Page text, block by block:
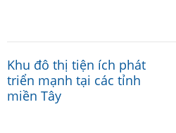
Khu đô thị tiện ích phát
triển mạnh tại các tỉnh
miền Tây